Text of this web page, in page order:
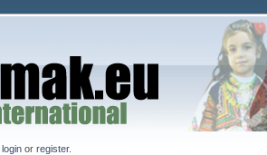
loginor register.